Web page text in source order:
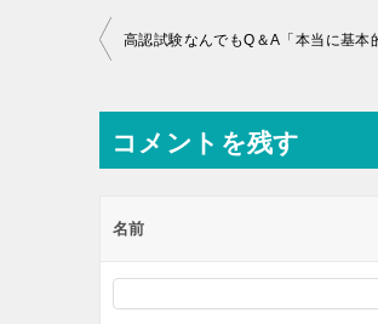
投
ナ
ビ
ー
ョ
高認試験なんでもQ＆A「本当に基本
コメントを残す
名前